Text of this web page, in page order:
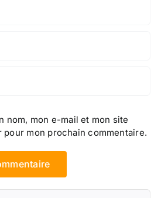
nom, mon e-mail et mon site
pour mon prochain commentaire.